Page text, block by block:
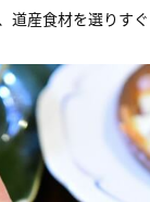
道産食材を選りすぐ